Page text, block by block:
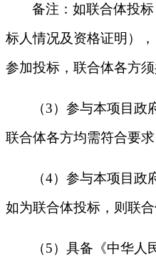
备注：如联合体投
标人情况及资格证明）
参加投标，联合体各方
（3）参与本项目
联合体各方均需符合要求
（4）参与本项目
如为联合体投标，则联
（5）具备《中华